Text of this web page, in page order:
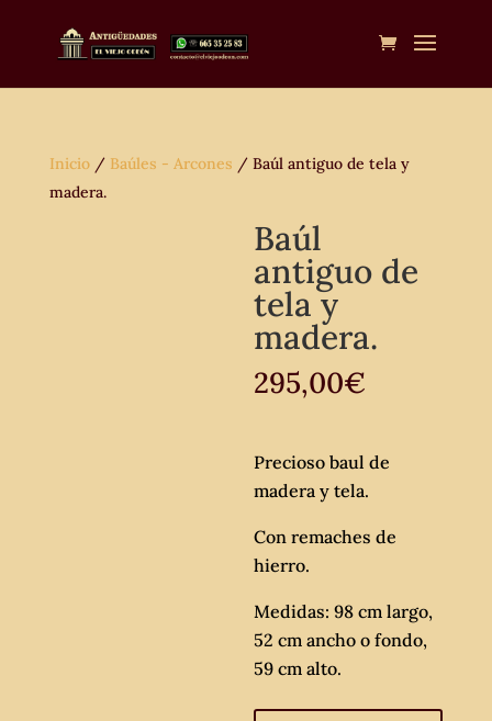
Inicio/ Baúles - Arcones / Baúl antiguo de tela y
madera.
Baúl
antiguo de
tela y
madera.
295,00€
Precioso baul de
madera y tela.
Con remaches de
hierro.
Medidas: 98 cm largo,
52 cm ancho o fondo,
59 cm alto.